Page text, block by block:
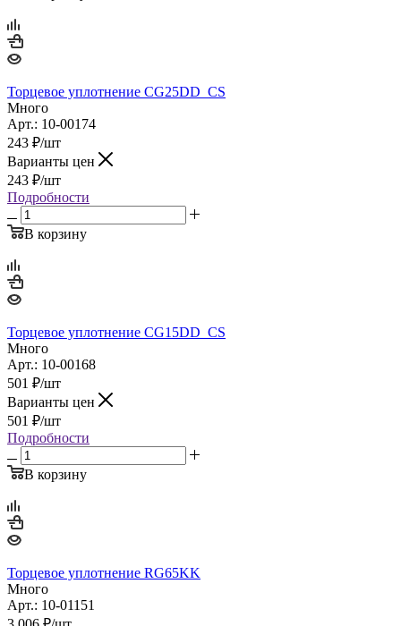
Торцевое уплотнение CG25DD_CS
Много
Арт.: 10-00174
243 ₽/шт
Варианты цен
243 ₽/шт
Подробности
В корзину
Торцевое уплотнение CG15DD_CS
Много
Арт.: 10-00168
501 ₽/шт
Варианты цен
501 ₽/шт
Подробности
В корзину
Торцевое уплотнение RG65KK
Много
Арт.: 10-01151